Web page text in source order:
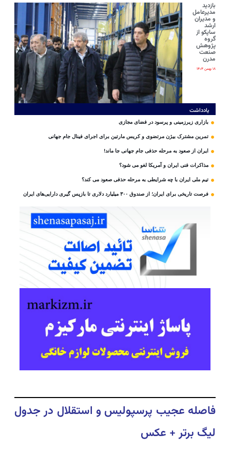
بازدید
مدیرعامل
و مدیران
ارشد
ساپکو از
گروه
پژوهش
صنعت
مدرن
۱۸ بهمن ۱۴۰۴
یادداشت
بازاری زیرزمینی و پرسود در فضای مجازی
تمرین مشترک بیژن مرتضوی و کریس مارتین برای اجرای فینال جام جهانی
ایران از صعود به مرحله حذفی جام جهانی جا ماند!
مذاکرات فنی ایران و آمریکا لغو می شود؟
تیم ملی ایران با چه شرایطی به مرحله حذفی صعود می کند؟
فرصت تاریخی برای ایران؛ از صندوق ۳۰۰ میلیارد دلاری تا بازپس گیری دارایی‌های ایران
فاصله عجیب پرسپولیس و استقلال در جدول
لیگ برتر + عکس